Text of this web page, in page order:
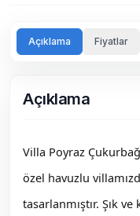
Açıklama Fiyatlar
Açıklama
Villa Poyraz
özel havuzlu
tasarlanmıştır. Şık